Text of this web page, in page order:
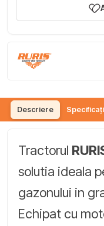
Descriere
Tractorul
solutia ideala
gazonului in
Echipat cu